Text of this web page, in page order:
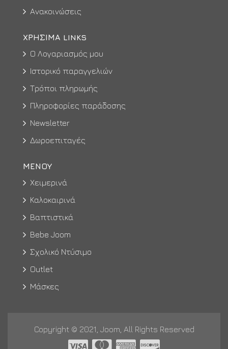
Ανακοινώσεις
ΧΡΉΣΙΜΑ LINKS
Ο Λογαριασμός μου
Ιστορικό παραγγελιών
Τρόποι πληρωμής
Πληροφορίες παράδοσης
Newsletter
Δωροεπιταγές
ΜΕΝΟΥ
Χειμερινά
Καλοκαιρινά
Βαπτιστικά
Bebe Joom
Σχολικό Ντύσιμο
Outlet
Μάσκες
Copyright © 2021, Joom, All Rights Reserved